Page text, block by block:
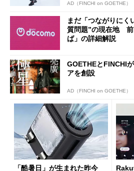
AD（FINCHI on GOETHE）
まだ「つながりにく
質問題”の現在地 前
ば」の詳細解説
GOETHEとFINCHI
アを創設
AD（FINCHI on GOETHE）
「酷暑日」が生まれた昨今